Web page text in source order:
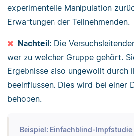
experimentelle Manipulation
Erwartungen der Teilnehmenden.
Nachteil: Die
wer zu welcher Gruppe gehört.
Ergebnisse also ungewollt durch
beeinflussen. Dies wird bei einer
behoben.
Beispiel: Einfachblind-Impfstudie